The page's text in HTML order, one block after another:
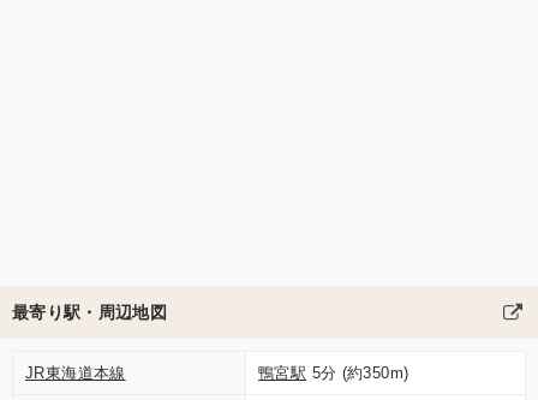
最寄り駅・周辺地図
JR東海道本線 鴨宮駅 5分 (約350m)